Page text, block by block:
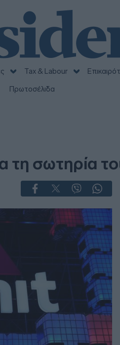
Tax & Labour
Πρωτοσέλιδα
τη σωτηρία